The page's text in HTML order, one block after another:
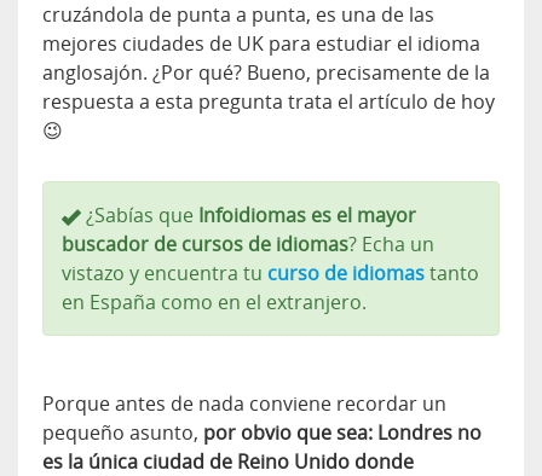
cruzándola de punta a punta, es una de las
mejores ciudades de UK para estudiar el idioma
anglosajón. ¿Por qué? Bueno, precisamente de la
respuesta a esta pregunta trata el artículo de hoy
😉
¿Sabías que Infoidiomas es el mayor
buscador de cursos de idiomas? Echa un
vistazo y encuentra tu curso de idiomastanto
en España como en el extranjero.
Porque antes de nada conviene recordar un
pequeño asunto, por obvio que sea: Londres no
es la única ciudad de Reino Unido donde